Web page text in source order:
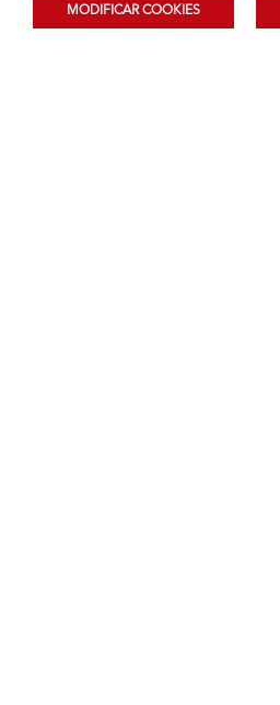
MODIFICAR COOKIES